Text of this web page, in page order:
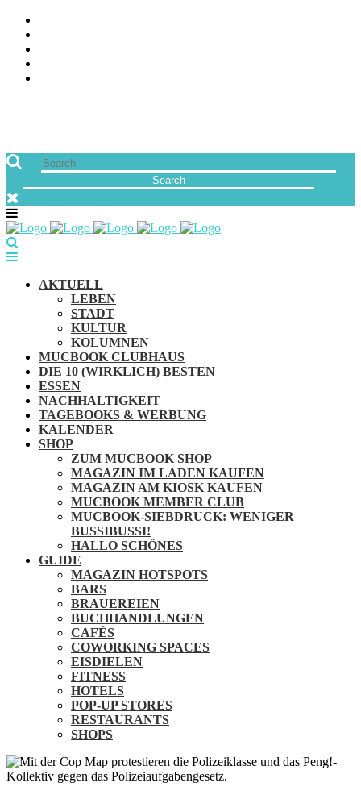
AKTUELL
LEBEN
STADT
KULTUR
KOLUMNEN
MUCBOOK CLUBHAUS
DIE 10 (WIRKLICH) BESTEN
ESSEN
NACHHALTIGKEIT
TAGEBOOKS & WERBUNG
KALENDER
SHOP
ZUM MUCBOOK SHOP
MAGAZIN IM LADEN KAUFEN
MAGAZIN AM KIOSK KAUFEN
MUCBOOK MEMBER CLUB
MUCBOOK-SIEBDRUCK: WENIGER
BUSSIBUSSI!
HALLO SCHÖNES
GUIDE
MAGAZIN HOTSPOTS
BARS
BRAUEREIEN
BUCHHANDLUNGEN
CAFÉS
COWORKING SPACES
EISDIELEN
FITNESS
HOTELS
POP-UP STORES
RESTAURANTS
SHOPS